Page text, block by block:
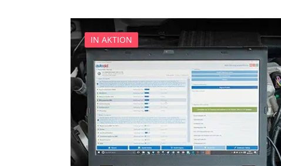
Feststellbremse (EPB / SBC)
Gateway
Getriebesteuerung
Heckklappe
Informationsanzeige
Informationsanzeige Dach
Informationselektronik
Innenraumüberwachung
Klimaanlage
IN AKTION